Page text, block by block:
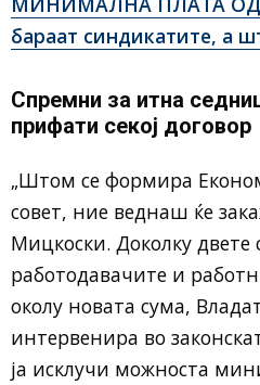
бараат синдикатите, а
Спремни за итна
прифати секој договор
„Штом се формира
совет, ние веднаш ќе
Мицкоски. Доколку двете
работодавачите и
околу новата сума,
интервенира во
ја исклучи можноста